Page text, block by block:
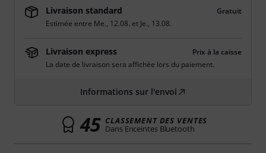
Livraison standard
Gratuit
Estimée entre Me., 12.08. et Je., 13.08.
Livraison express
Prix à la caisse
La date de livraison sera affichée lors du paiement.
Informations sur l'envoi
45 CLASSEMENT DES VENTES
Dans Enceintes Bluetooth